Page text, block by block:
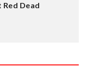
Dead